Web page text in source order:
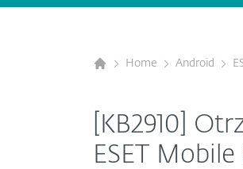
Home Android
[KB2910]
ESET